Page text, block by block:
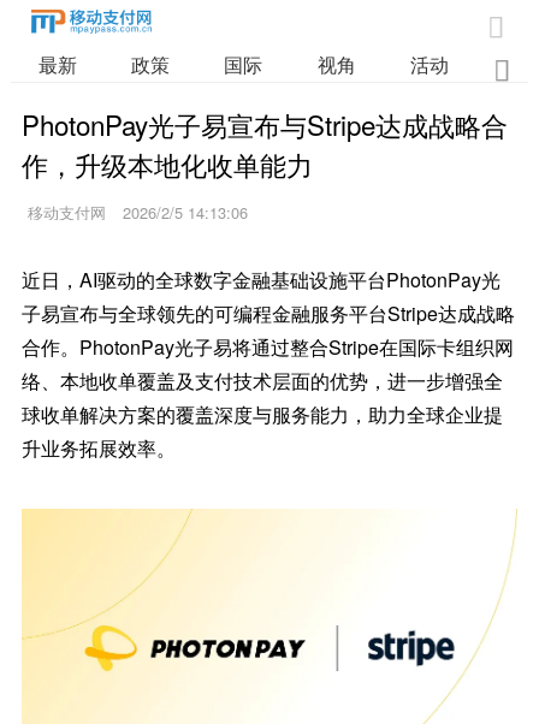

最新 政策 国际 视角 活动 业

PhotonPay光子易宣布与Stripe达成战略合
作，升级本地化收单能力
移动支付网 2026/2/5 14:13:06
近日，AI驱动的全球数字金融基础设施平台PhotonPay光
子易宣布与全球领先的可编程金融服务平台Stripe达成战略
合作。PhotonPay光子易将通过整合Stripe在国际卡组织网
络、本地收单覆盖及支付技术层面的优势，进一步增强全
球收单解决方案的覆盖深度与服务能力，助力全球企业提
升业务拓展效率。